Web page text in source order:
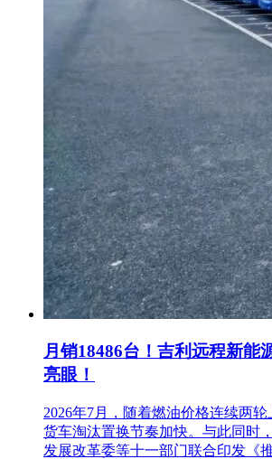
月销18486台！吉利远程新能
亮眼！
2026年7月，随着燃油价格连续两
货车淘汰置换节奏加快。与此同时
发展改革委等十一部门联合印发《